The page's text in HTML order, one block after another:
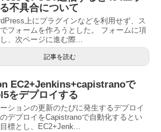
不具合について
上にプラグインなどを利用せず、ス
フォームを作ろうとした。 フォームに項
、次ページに進む際...
記事を読む
EC2+Jenkins+capistranoで
をデプロイする
ションの更新のたびに発生するデプロイ
デプロイをCapistranoで自動化するとい
標とし、EC2+Jenk...